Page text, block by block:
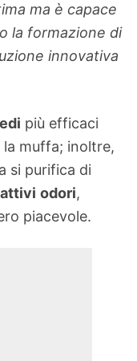
ma è capace
la formazione di
innovativa
più efficaci
muffa; inoltre,
si purifica di
odori,
piacevole.